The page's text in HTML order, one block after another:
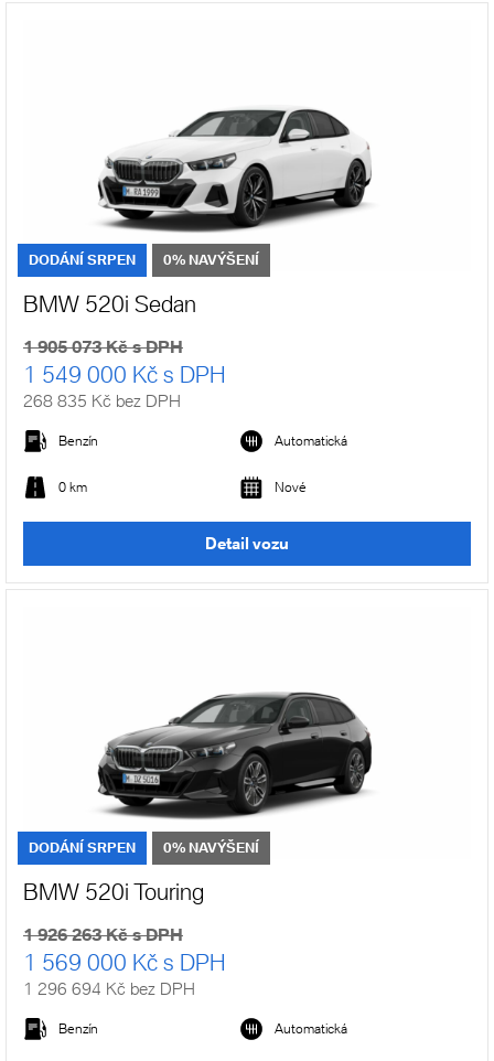
DODÁNÍ SRPEN 0% NAVÝŠENÍ
BMW 520i Sedan
1 905 073 Kč s DPH
1 549 000 Kč s DPH
268 835 Kč bez DPH
Benzín Automatická
0 km Nové
Detail vozu
DODÁNÍ SRPEN 0% NAVÝŠENÍ
BMW 520i Touring
1 926 263 Kč s DPH
1 569 000 Kč s DPH
1 296 694 Kč bez DPH
Benzín Automatická